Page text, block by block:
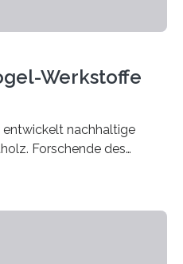
Werkstoffe
entwickelt nachhaltige
Forschende des
Aerogele aus